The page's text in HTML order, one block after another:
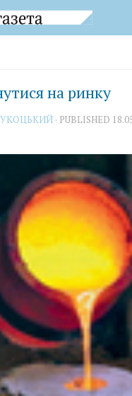
на ринку
· PUBLISHED